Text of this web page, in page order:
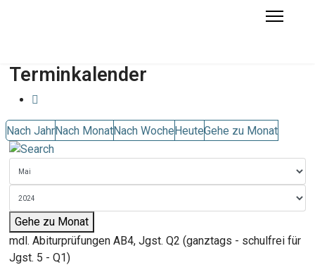
Terminkalender
Nach JahrNach MonatNach WocheHeuteGehe zu Monat
Gehe zu Monat
mdl. Abiturprüfungen AB4, Jgst. Q2 (ganztags - schulfrei für
Jgst. 5 - Q1)